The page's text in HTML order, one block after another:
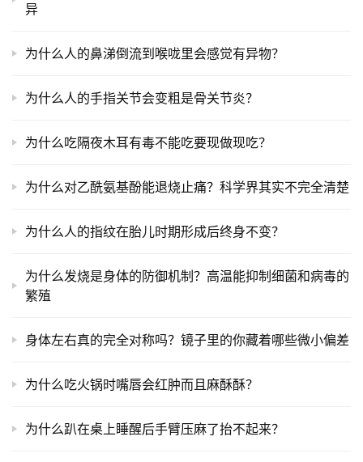
异
为什么人的鼻涕倒流到喉咙里会感觉有异物？
为什么人的手指关节会变粗是骨关节炎？
为什么吃隔夜木耳有毒不能吃要现做现吃？
为什么对乙酰氨基酚能退烧止痛？科学界其实不完全清楚
为什么人的指纹在胎儿时期形成后终身不变？
为什么发烧是身体的防御机制？高温能抑制细菌和病毒的
繁殖
身体左右真的完全对称吗？镜子里的你藏着哪些微小偏差
为什么吃火锅时嘴唇会红肿而且麻酥酥？
为什么趴在桌上睡醒后手臂压麻了抬不起来？